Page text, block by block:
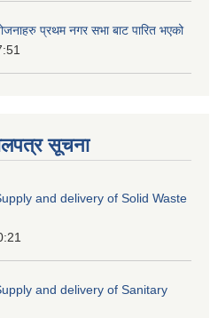
प्रथम नगर सभा बाट पारित भएको
सूचना
and delivery of Solid Waste
and delivery of Sanitary